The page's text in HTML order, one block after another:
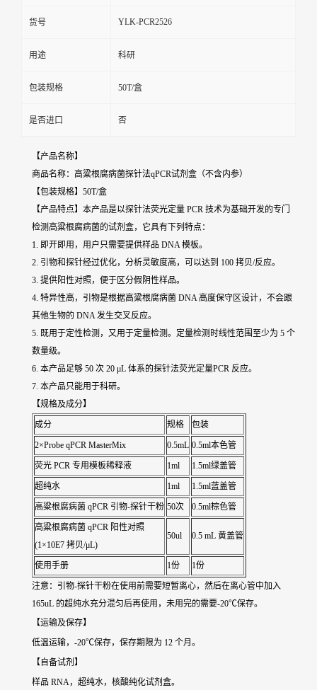
货号 YLK-PCR2526
用途 科研
包装规格 50T/盒
是否进口 否
【产品名称】
商品名称：高粱根腐病菌探针法qPCR试剂盒（不含内参）
【包装规格】50T/盒
【产品特点】本产品是以探针法荧光定量 PCR 技术为基础开发的专门
检测高粱根腐病菌的试剂盒，它具有下列特点：
1. 即开即用，用户只需要提供样品 DNA 模板。
2. 引物和探针经过优化，分析灵敏度高，可以达到 100 拷贝/反应。
3. 提供阳性对照，便于区分假阴性样品。
4. 特异性高，引物是根据高粱根腐病菌 DNA 高度保守区设计，不会跟
其他生物的 DNA 发生交叉反应。
5. 既用于定性检测，又用于定量检测。定量检测时线性范围至少为 5 个
数量级。
6. 本产品足够 50 次 20 μL 体系的探针法荧光定量PCR 反应。
7. 本产品只能用于科研。
【规格及成分】
成分 规格 包装
2×Probe qPCR MasterMix 0.5mL 0.5ml本色管
荧光 PCR 专用模板稀释液 1ml 1.5ml绿盖管
超纯水 1ml 1.5ml蓝盖管
高粱根腐病菌 qPCR 引物-探针干粉 50次 0.5ml棕色管
高粱根腐病菌 qPCR 阳性对照
(1×10E7 拷贝/μL)
50ul 0.5 mL 黄盖管
使用手册 1份 1份
注意：引物-探针干粉在使用前需要短暂离心，然后在离心管中加入
165uL 的超纯水充分混匀后再使用，未用完的需要-20℃保存。
【运输及保存】
低温运输，-20℃保存，保存期限为 12 个月。
【自备试剂】
样品 RNA，超纯水，核酸纯化试剂盒。